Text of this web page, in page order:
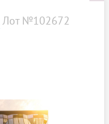
Лот №102672